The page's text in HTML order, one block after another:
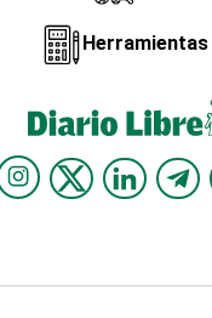
Herramientas